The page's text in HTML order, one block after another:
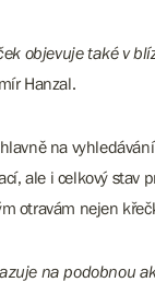
objevuje také v
Hanzal.
na
ale i celkový
otravám nejen
na podobnou